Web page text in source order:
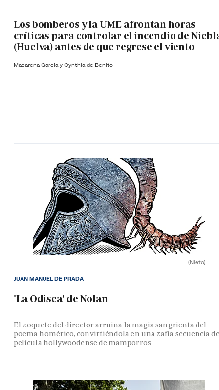
Los bomberos y la UME afrontan horas
críticas para controlar el incendio de
(Huelva) antes de que regrese el viento
Macarena García y Cynthia de Benito
(Nieto)
'La Odisea' de Nolan
El zoquete del director arruina la magia sangrienta del
poema homérico, convirtiéndola en una zafia secuencia
película hollywoodense de mamporros
JUAN MANUEL DE PRADA